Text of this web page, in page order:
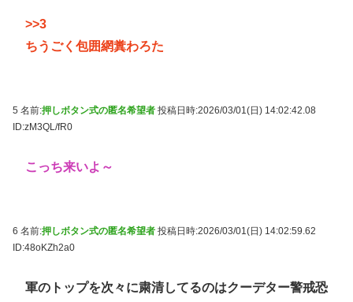
>>3
ちうごく包囲網糞わろた
5 名前:押しボタン式の匿名希望者 投稿日時:2026/03/01(日) 14:02:42.08
ID:zM3QL/fR0
こっち来いよ～
6 名前:押しボタン式の匿名希望者 投稿日時:2026/03/01(日) 14:02:59.62
ID:48oKZh2a0
軍のトップを次々に粛清してるのはクーデター警戒恐